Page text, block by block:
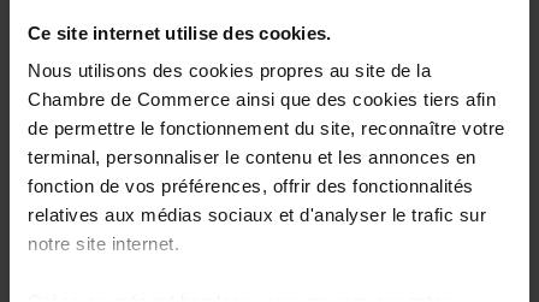
Ce site internet utilise des cookies.
Nous utilisons des cookies propres au site de la
Chambre de Commerce ainsi que des cookies tiers afin
de permettre le fonctionnement du site, reconnaître votre
terminal, personnaliser le contenu et les annonces en
fonction de vos préférences, offrir des fonctionnalités
relatives aux médias sociaux et d'analyser le trafic sur
notre site internet.